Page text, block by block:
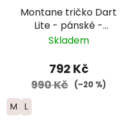
Montane tričko Dart
Lite - pánské -
oranžová
Skladem
792 Kč
990 Kč (–20 %)
M L